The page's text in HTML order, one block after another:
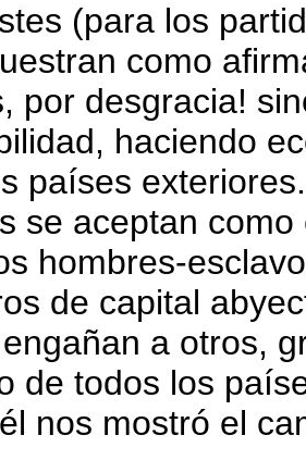
(para los
como
por desgracia!
haciendo
países
se aceptan
hombres-
de capital
a otros,
de todos los
nos mostró el